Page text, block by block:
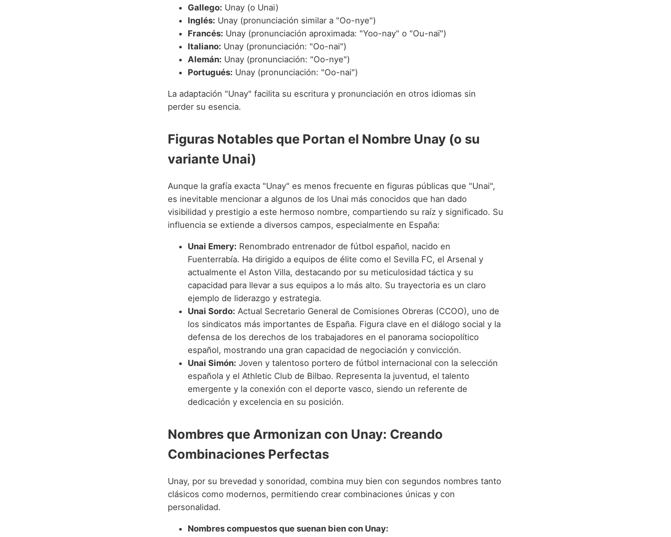
Gallego: Unay (o Unai)
Inglés: Unay (pronunciación similar a "Oo-nye")
Francés: Unay (pronunciación aproximada: "Yoo-nay" o "Ou-naï")
Italiano: Unay (pronunciación: "Oo-nai")
Alemán: Unay (pronunciación: "Oo-nye")
Portugués: Unay (pronunciación: "Oo-nai")
La adaptación "Unay" facilita su escritura y pronunciación en otros idiomas sin
perder su esencia.
Figuras Notables que Portan el Nombre Unay (o su
variante Unai)
Aunque la grafía exacta "Unay" es menos frecuente en figuras públicas que "Unai",
es inevitable mencionar a algunos de los Unai más conocidos que han dado
visibilidad y prestigio a este hermoso nombre, compartiendo su raíz y significado. Su
influencia se extiende a diversos campos, especialmente en España:
Unai Emery: Renombrado entrenador de fútbol español, nacido en
Fuenterrabía. Ha dirigido a equipos de élite como el Sevilla FC, el Arsenal y
actualmente el Aston Villa, destacando por su meticulosidad táctica y su
capacidad para llevar a sus equipos a lo más alto. Su trayectoria es un claro
ejemplo de liderazgo y estrategia.
Unai Sordo: Actual Secretario General de Comisiones Obreras (CCOO), uno de
los sindicatos más importantes de España. Figura clave en el diálogo social y la
defensa de los derechos de los trabajadores en el panorama sociopolítico
español, mostrando una gran capacidad de negociación y convicción.
Unai Simón: Joven y talentoso portero de fútbol internacional con la selección
española y el Athletic Club de Bilbao. Representa la juventud, el talento
emergente y la conexión con el deporte vasco, siendo un referente de
dedicación y excelencia en su posición.
Nombres que Armonizan con Unay: Creando
Combinaciones Perfectas
Unay, por su brevedad y sonoridad, combina muy bien con segundos nombres tanto
clásicos como modernos, permitiendo crear combinaciones únicas y con
personalidad.
Nombres compuestos que suenan bien con Unay: